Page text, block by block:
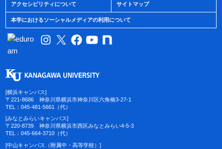
アクセシビリティについて サイトマップ
本学におけるソーシャルメディアの利用について
[横浜キャンパス]
〒221-8686 神奈川県横浜市神奈川区六角橋3-27-1
TEL：045-481-5661（代）
[みなとみらいキャンパス]
〒220-8739 神奈川県横浜市西区みなとみらい4-5-3
TEL：045-664-3710（代）
[中山キャンパス（附属中・高等学校）]